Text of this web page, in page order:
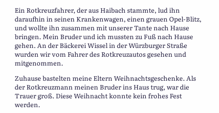
Ein Rotkreuzfahrer, der aus Haibach stammte, lud ihn
daraufhin in seinen Krankenwagen, einen grauen Opel-Blitz,
und wollte ihn zusammen mit unserer Tante nach Hause
bringen. Mein Bruder und ich mussten zu Fuß nach Hause
gehen. An der Bäckerei Wissel in der Würzburger Straße
wurden wir vom Fahrer des Rotkreuzautos gesehen und
mitgenommen.
Zuhause bastelten meine Eltern Weihnachtsgeschenke. Als
der Rotkreuzmann meinen Bruder ins Haus trug, war die
Trauer groß. Diese Weihnacht konnte kein frohes Fest
werden.